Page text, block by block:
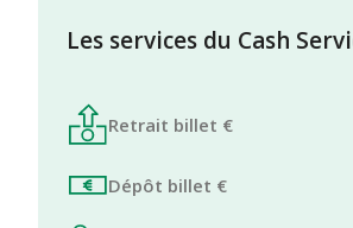
Les services du Cash
Retrait billet €
Dépôt billet €